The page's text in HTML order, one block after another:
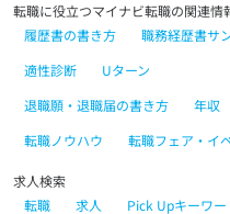
転職に役立つマイナビ転職の関連情
履歴書の書き方
職務経歴書サ
適性診断
Uターン
退職願・退職届の書き方
年収
転職ノウハウ
転職フェア・イ
求人検索
転職
求人 Pick Upキーワー